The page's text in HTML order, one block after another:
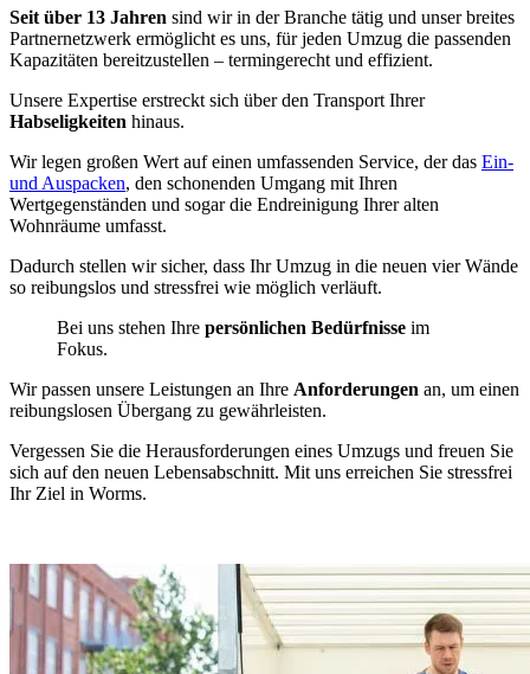
Seit über 13 Jahren sind wir in der Branche tätig und unser breites
Partnernetzwerk ermöglicht es uns, für jeden Umzug die passenden
Kapazitäten bereitzustellen – termingerecht und effizient.
Unsere Expertise erstreckt sich über den Transport Ihrer
Habseligkeiten hinaus.
Wir legen großen Wert auf einen umfassenden Service, der das Ein-
und Auspacken, den schonenden Umgang mit Ihren
Wertgegenständen und sogar die Endreinigung Ihrer alten
Wohnräume umfasst.
Dadurch stellen wir sicher, dass Ihr Umzug in die neuen vier Wände
so reibungslos und stressfrei wie möglich verläuft.
Bei uns stehen Ihre persönlichen Bedürfnisse im
Fokus.
Wir passen unsere Leistungen an Ihre Anforderungen an, um einen
reibungslosen Übergang zu gewährleisten.
Vergessen Sie die Herausforderungen eines Umzugs und freuen Sie
sich auf den neuen Lebensabschnitt. Mit uns erreichen Sie stressfrei
Ihr Ziel in Worms.